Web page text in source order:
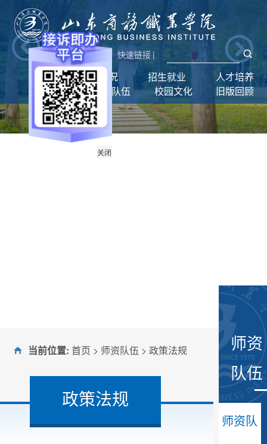
关闭
新闻网|统一门户 快速链接 |
首页 学校概况 招生就业
人才培养
学生工作
师资队伍 校园文化 旧版回顾
当前位置: 首页 > 师资队伍 > 政策法规
政策法规
师资
队伍
师资队